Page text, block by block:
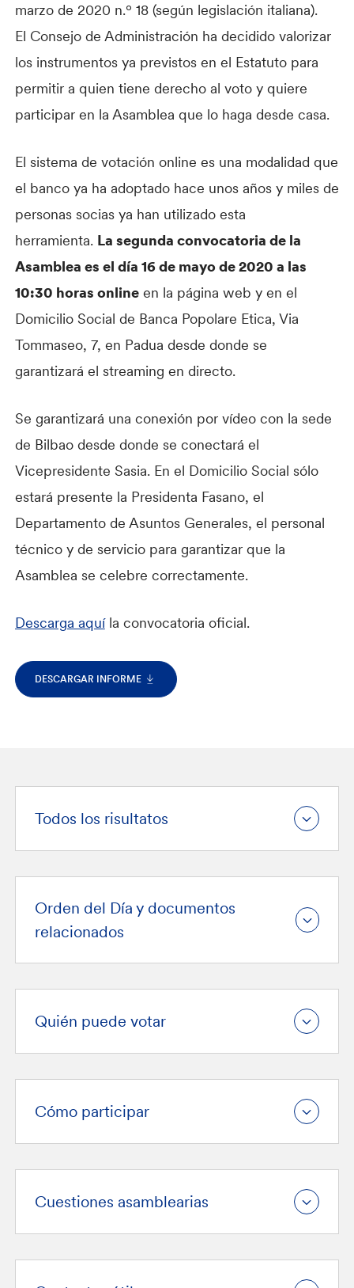
marzo de 2020 n.º 18 (según legislación italiana).
El Consejo de Administración ha decidido valorizar
los instrumentos ya previstos en el Estatuto para
permitir a quien tiene derecho al voto y quiere
participar en la Asamblea que lo haga desde casa.
El sistema de votación online es una modalidad que
el banco ya ha adoptado hace unos años y miles de
personas socias ya han utilizado esta
herramienta. La segunda convocatoria de la
Asamblea es el día 16 de mayo de 2020 a las
10:30 horas onlineen la página web y en el
Domicilio Social de Banca Popolare Etica, Via
Tommaseo, 7, en Padua desde donde se
garantizará el streaming en directo.
Se garantizará una conexión por vídeo con la sede
de Bilbao desde donde se conectará el
Vicepresidente Sasia. En el Domicilio Social sólo
estará presente la Presidenta Fasano, el
Departamento de Asuntos Generales, el personal
técnico y de servicio para garantizar que la
Asamblea se celebre correctamente.
Descarga aquíla convocatoria oficial.
DESCARGAR INFORME
Todos los risultatos
Orden del Día y documentos
relacionados
Quién puede votar
Cómo participar
Cuestiones asamblearias